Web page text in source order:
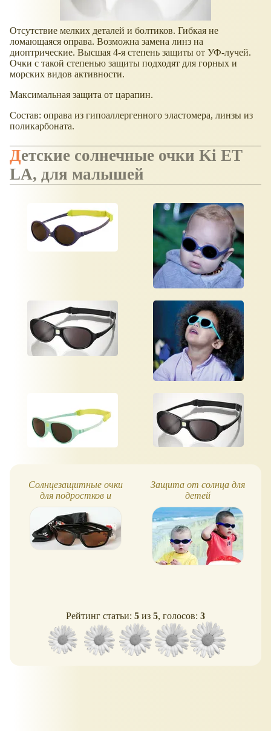
Отсутствие мелких деталей и болтиков. Гибкая не
ломающаяся оправа. Возможна замена линз на
диоптрические. Высшая 4-я степень защиты от УФ-лучей.
Очки с такой степенью защиты подходят для горных и
морских видов активности.
Максимальная защита от царапин.
Состав: оправа из гипоаллергенного эластомера, линзы из
поликарбоната.
Детские солнечные очки Ki ET
LA, для малышей
Солнцезащитные очки
для подростков и
взрослых
Защита от солнца для
детей
Рейтинг статьи: 5 из 5, голосов: 3